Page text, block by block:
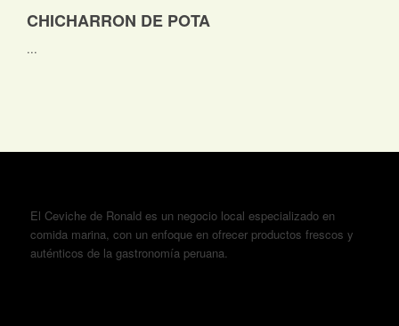
CHICHARRON DE POTA
...
El Ceviche de Ronald es un negocio local especializado en
comida marina, con un enfoque en ofrecer productos frescos y
auténticos de la gastronomía peruana.